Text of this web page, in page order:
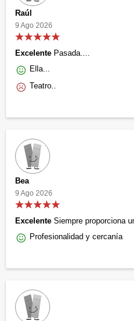
Raúl
9 Ago 2026
Excelente Pasada....
Ella...
Teatro..
Bea
9 Ago 2026
Excelente Siempre proporciona
Profesionalidad y cercanía